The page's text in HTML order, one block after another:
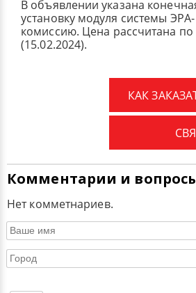
В объявлении указана
установку модуля системы
комиссию. Цена рассчитана
(15.02.2024).
КАК
Комментарии и
Нет комметнариев.